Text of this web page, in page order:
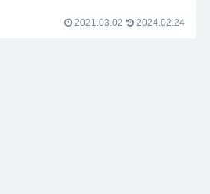
2021.03.02 2024.02.24